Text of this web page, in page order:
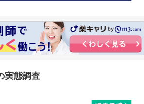
実態調査